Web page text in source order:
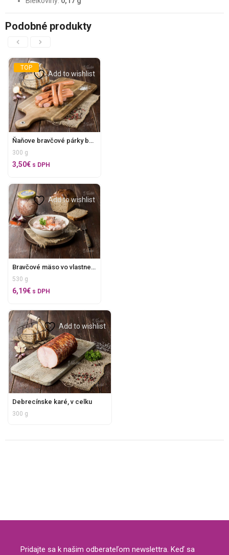
Podobné produkty
TOP
Add to wishlist
Ňaňove bravčové párky bez E
300 g
3,50€ s DPH
Add to wishlist
Bravčové mäso vo vlastnej štave 500 g
530 g
6,19€ s DPH
Add to wishlist
Debrecínske karé, v celku
300 g
Pridajte sa k našim odberateľom newslettra. Keď sa